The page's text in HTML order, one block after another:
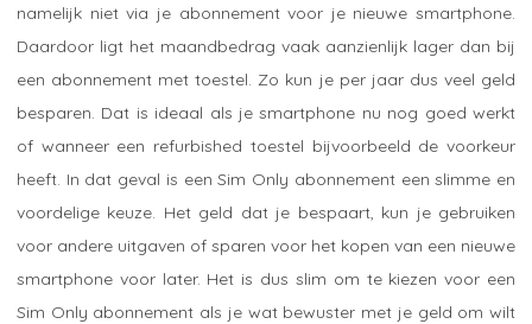
namelijk niet via je abonnement voor je nieuwe smartphone.
Daardoor ligt het maandbedrag vaak aanzienlijk lager dan bij
een abonnement met toestel. Zo kun je per jaar dus veel geld
besparen. Dat is ideaal als je smartphone nu nog goed werkt
of wanneer een refurbished toestel bijvoorbeeld de voorkeur
heeft. In dat geval is een Sim Only abonnement een slimme en
voordelige keuze. Het geld dat je bespaart, kun je gebruiken
voor andere uitgaven of sparen voor het kopen van een nieuwe
smartphone voor later. Het is dus slim om te kiezen voor een
Sim Only abonnement als je wat bewuster met je geld om wilt